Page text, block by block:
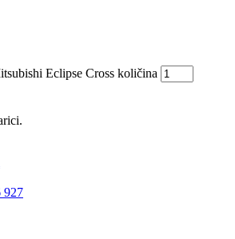
Eclipse Cross količina
927